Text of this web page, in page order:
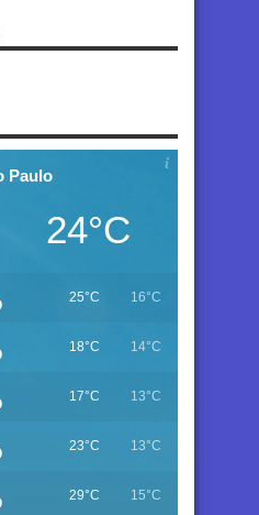
Paulo
24°C
25°C 16°C
18°C 14°C
17°C 13°C
23°C 13°C
29°C 15°C